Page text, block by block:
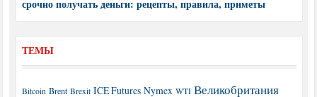
срочно получать деньги: рецепты, правила, приметы
ТЕМЫ
Bitcoin Brent Brexit ICE Futures Nymex WTI Великобритания